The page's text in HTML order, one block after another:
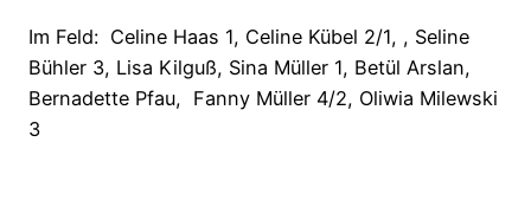
Im Feld: Celine Haas 1, Celine Kübel 2/1, , Seline
Bühler 3, Lisa Kilguß, Sina Müller 1, Betül Arslan,
Bernadette Pfau, Fanny Müller 4/2, Oliwia Milewski
3